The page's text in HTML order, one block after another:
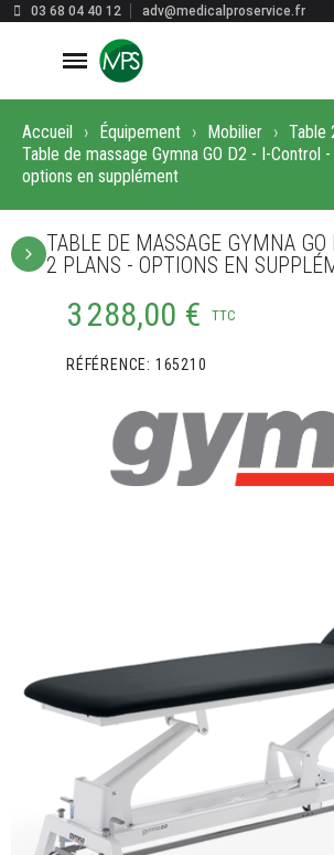
03 68 04 40 12 adv@medicalproservice.fr
Accueil Équipement Mobilier
Table
Table de massage Gymna GO D2 - I-Control
options en supplément
TABLE DE MASSAGE GYMNA
2 PLANS - OPTIONS EN
3 288,00 € TTC
RÉFÉRENCE 165210